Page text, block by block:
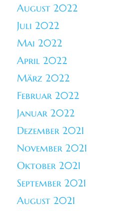
August 2022
Juli 2022
Mai 2022
April 2022
März 2022
Februar 2022
Januar 2022
Dezember 2021
November 2021
Oktober 2021
September 2021
August 2021